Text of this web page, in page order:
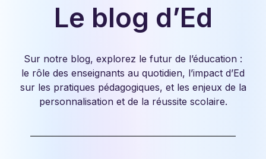
Le blog d’Ed
Sur notre blog, explorez le futur de l’éducation :
le rôle des enseignants au quotidien, l’impact d’Ed
sur les pratiques pédagogiques, et les enjeux de la
personnalisation et de la réussite scolaire.